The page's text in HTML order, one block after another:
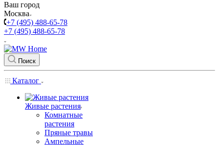
Ваш город
Москва
+7 (495) 488-65-78
+7 (495) 488-65-78
Поиск
Каталог
Живые растения
Комнатные
растения
Пряные травы
Ампельные